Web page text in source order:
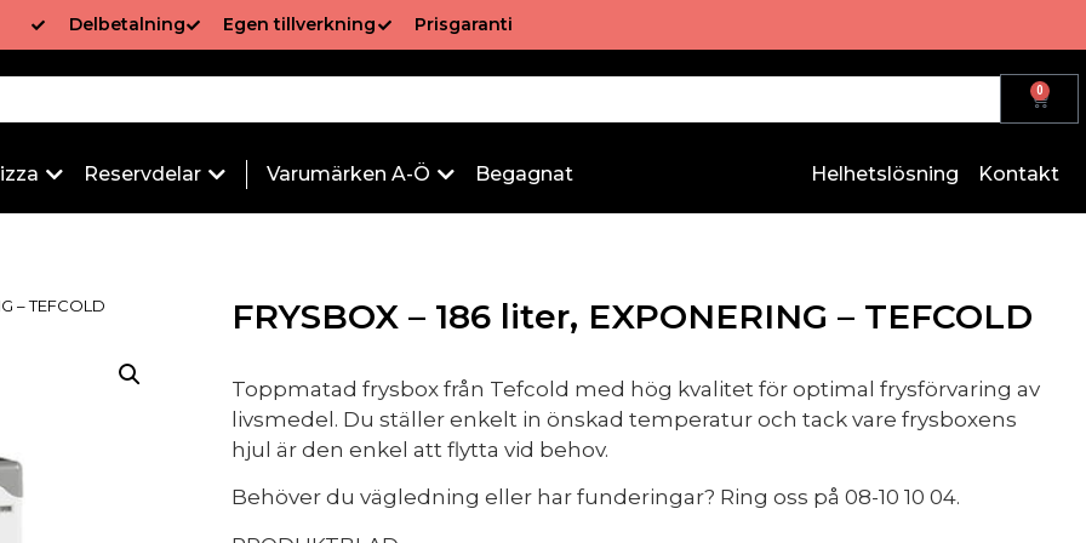
Delbetalning Egen tillverkning Prisgaranti
0
Reservdelar Varumärken A-Ö Begagnat Helhetslösning Kontakt
– TEFCOLD FRYSBOX – 186 liter, EXPONERING – TEFCOLD
Toppmatad frysbox från Tefcold med hög kvalitet för optimal frysförvaring av
livsmedel. Du ställer enkelt in önskad temperatur och tack vare frysboxens
hjul är den enkel att flytta vid behov.
Behöver du vägledning eller har funderingar? Ring oss på 08-10 10 04.